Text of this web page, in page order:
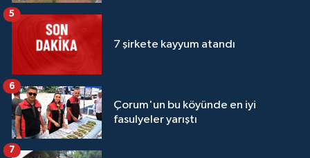
7 şirkete kayyum atandı
5
Çorum'un bu köyünde en iyi
fasulyeler yarıştı
6
7